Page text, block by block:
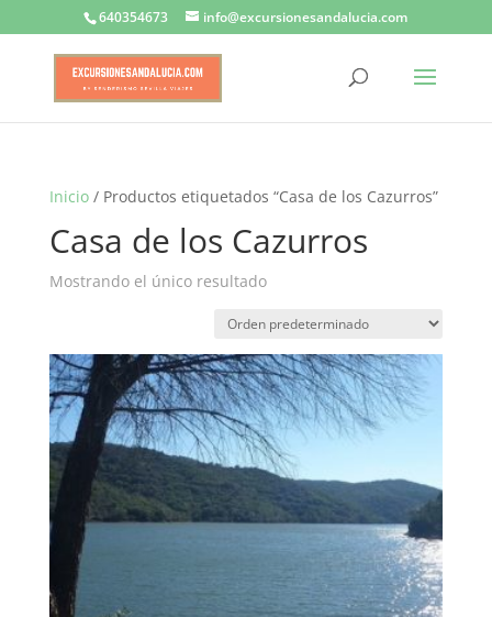
640354673 info@excursionesandalucia.com
Inicio/ Productos etiquetados “Casa de los Cazurros”
Casa de los Cazurros
Mostrando el único resultado